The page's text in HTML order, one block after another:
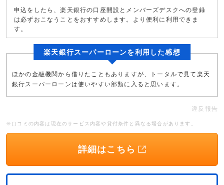
申込をしたら、楽天銀行の口座開設とメンバーズデスクへの登録
は必ずおこなうことをおすすめします。より便利に利用できま
す。
楽天銀行スーパーローンを利用した感想
ほかの金融機関から借りたこともありますが、トータルで見て楽天
銀行スーパーローンは使いやすい部類に入ると思います。
違反報告
※口コミの内容は現在のサービス内容や貸付条件と異なる場合があります。
詳細はこちら